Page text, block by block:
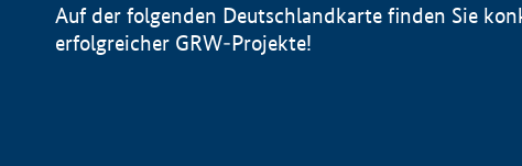
Auf der folgenden Deutschlandkarte finden Sie
erfolgreicher GRW-Projekte!